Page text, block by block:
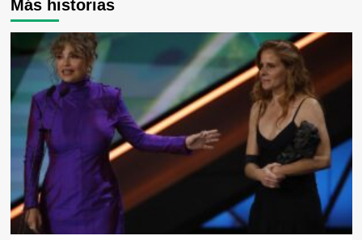
Más historias